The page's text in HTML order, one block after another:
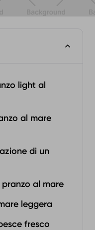
light al
al mare
di un
al mare
leggera
fresco